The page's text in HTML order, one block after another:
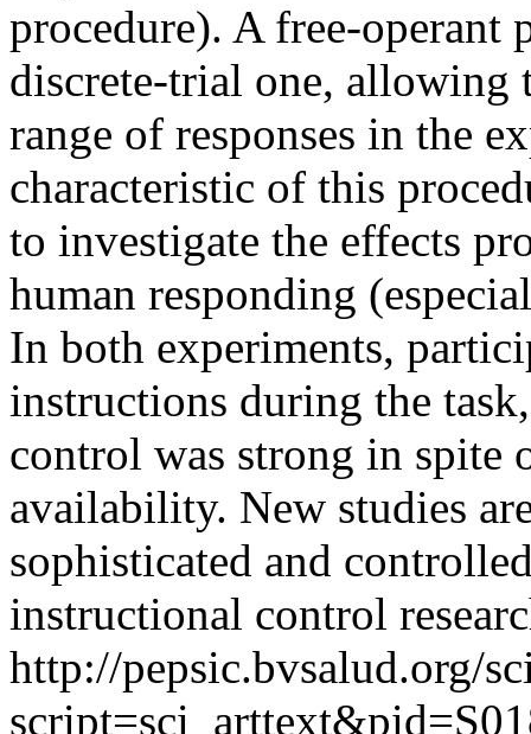
procedure). A free-operant
discrete-trial one, allowing
range of responses in the
characteristic of this
to investigate the effects
human responding
In both experiments,
instructions during the
control was strong in spite
availability. New studies
sophisticated and
instructional control
http://pepsic.bvsalud.org/